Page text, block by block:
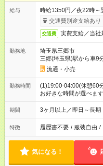
給与
時給1350円／夜22時～
交通費別途支給あり
交通費 実費支給／当社
勤務地
埼玉県三郷市
三郷(埼玉県)駅から車9
流通・小売
勤務時間
(1)19:00-04:00(休憩60
お好きな時間が選べます
期間 3ヶ月以上／即日～長期
特徴 履歴書不要 / 服装自由 /
気になる！